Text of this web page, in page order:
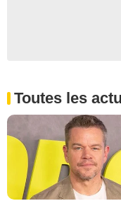
Toutes les